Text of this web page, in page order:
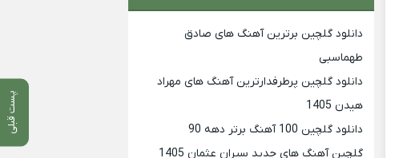
پست قبلی
دانلود گلچین برترین آهنگ های صادق
طهماسبی
دانلود گلچین پرطرفدارترین آهنگ های مهراد
هیدن 1405
دانلود گلچین 100 آهنگ برتر دهه 90
گلچین آهنگ های جدید سیران عثمان 1405